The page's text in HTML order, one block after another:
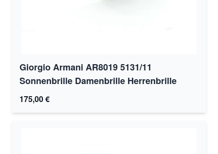
Giorgio Armani AR8019 5131/11
Sonnenbrille Damenbrille Herrenbrille
175,00 €